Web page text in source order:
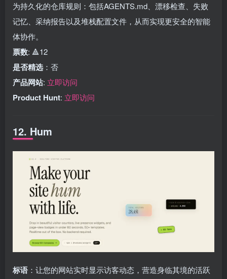
为持久化的仓库规则：包括AGENTS.md、漂移检查、失败
记忆、采纳报告以及堆栈配置文件，从而实现更安全的智能
体协作。
票数: 🔺12
是否精选 ：否
产品网站: 立即访问
Product Hunt: 立即访问
12. Hum
标语 ：让您的网站实时显示访客动态，营造身临其境的活跃